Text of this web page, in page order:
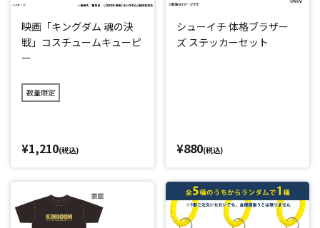
映画「キングダム 魂の決
戦」コスチュームキューピ
ー
数量限定
¥1,210(税込)
シューイチ 体格ブラザー
ズ ステッカーセット
¥880(税込)